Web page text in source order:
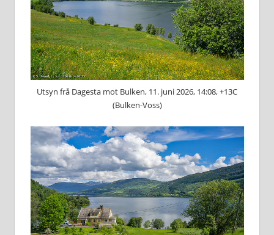
Utsyn frå Dagesta mot Bulken, 11. juni 2026, 14:08, +13C
(Bulken-Voss)